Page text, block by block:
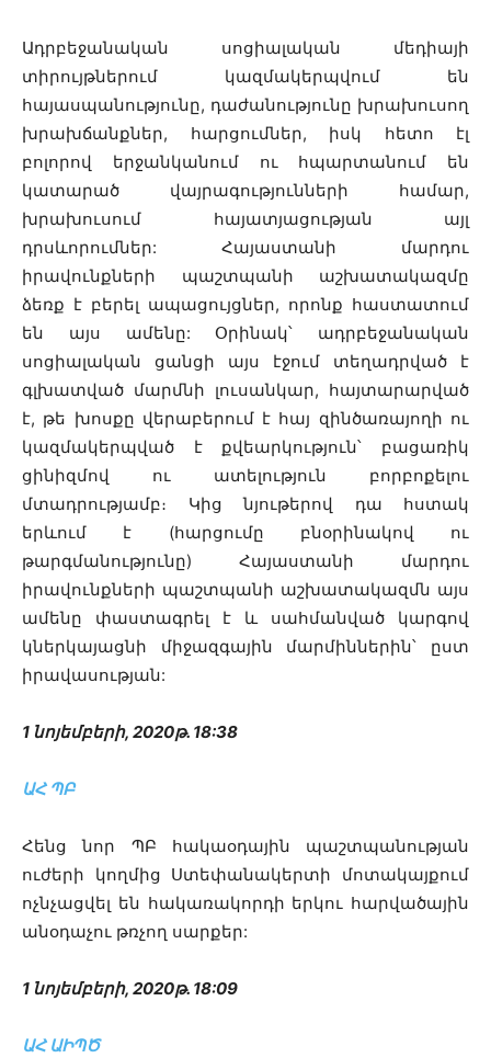
Ադրբեջանական սոցիալական մեդիայի
տիրույթներում կազմակերպվում են
հայասպանությունը, դաժանությունը խրախուսող
խրախճանքներ, հարցումներ, իսկ հետո էլ
բոլորով երջանկանում ու հպարտանում են
կատարած վայրագությունների համար,
խրախուսում հայատյացության այլ
դրսևորումներ: Հայաստանի մարդու
իրավունքների պաշտպանի աշխատակազմը
ձեռք է բերել ապացույցներ, որոնք հաստատում
են այս ամենը: Օրինակ՝ ադրբեջանական
սոցիալական ցանցի այս էջում տեղադրված է
գլխատված մարմնի լուսանկար, հայտարարված
է, թե խոսքը վերաբերում է հայ զինծառայողի ու
կազմակերպված է քվեարկություն՝ բացառիկ
ցինիզմով ու ատելություն բորբոքելու
մտադրությամբ։ Կից նյութերով դա հստակ
երևում է (հարցումը բնօրինակով ու
թարգմանությունը) Հայաստանի մարդու
իրավունքների պաշտպանի աշխատակազմն այս
ամենը փաստագրել է և սահմանված կարգով
կներկայացնի միջազգային մարմիններին՝ ըստ
իրավասության:
1 նոյեմբերի, 2020թ. 18:38
ԱՀ ՊԲ
Հենց նոր ՊԲ հակաօդային պաշտպանության
ուժերի կողմից Ստեփանակերտի մոտակայքում
ոչնչացվել են հակառակորդի երկու հարվածային
անօդաչու թռչող սարքեր:
1 նոյեմբերի, 2020թ. 18:09
ԱՀ ԱԻՊԾ